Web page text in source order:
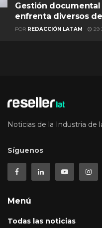
Gestión
enfrenta diversos
POR REDACCIÓN LATAM 29
Noticias de la Industria de
Síguenos
Menú
Todas las noticias